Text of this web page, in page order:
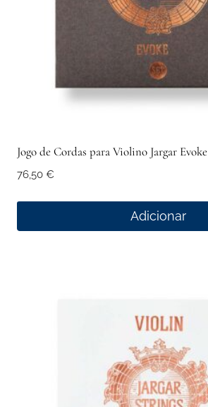
Jogo de Cordas para Violino Jargar Evoke
76,50 €
Adicionar